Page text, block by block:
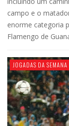
campo e o
enorme categoria
Flamengo de
JOGADAS DA SEMANA